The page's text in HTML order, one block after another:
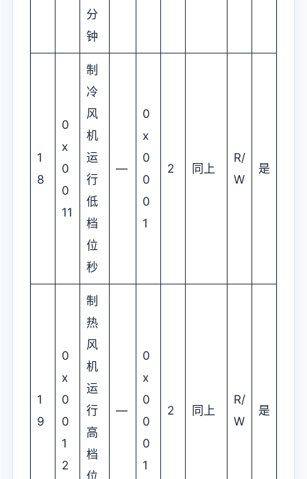
分
钟
1
8
0
x
0
0
11
制
冷
风
机
运
行
低
档
位
秒
—
0
x
0
0
0
1
2 同上
R/
W
是
1
9
0
x
0
0
1
2
制
热
风
机
运
行
高
档
位
—
0
x
0
0
0
1
2 同上
R/
W
是